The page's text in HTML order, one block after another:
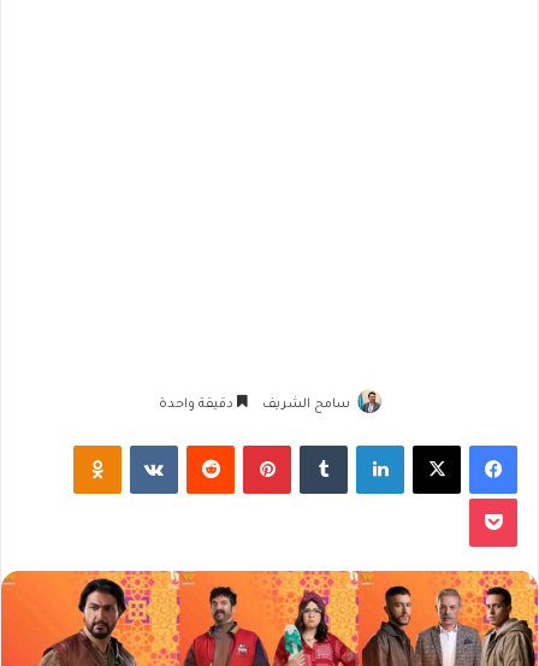
سامح الشريف دقيقة واحدة
فيسبوك لينكدإن بينتيريست